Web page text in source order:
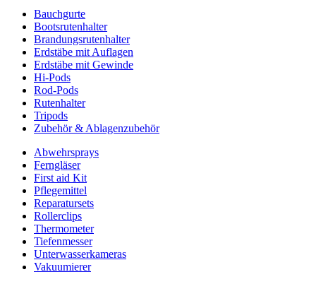
Bauchgurte
Bootsrutenhalter
Brandungsrutenhalter
Erdstäbe mit Auflagen
Erdstäbe mit Gewinde
Hi-Pods
Rod-Pods
Rutenhalter
Tripods
Zubehör & Ablagenzubehör
Abwehrsprays
Ferngläser
First aid Kit
Pflegemittel
Reparatursets
Rollerclips
Thermometer
Tiefenmesser
Unterwasserkameras
Vakuumierer